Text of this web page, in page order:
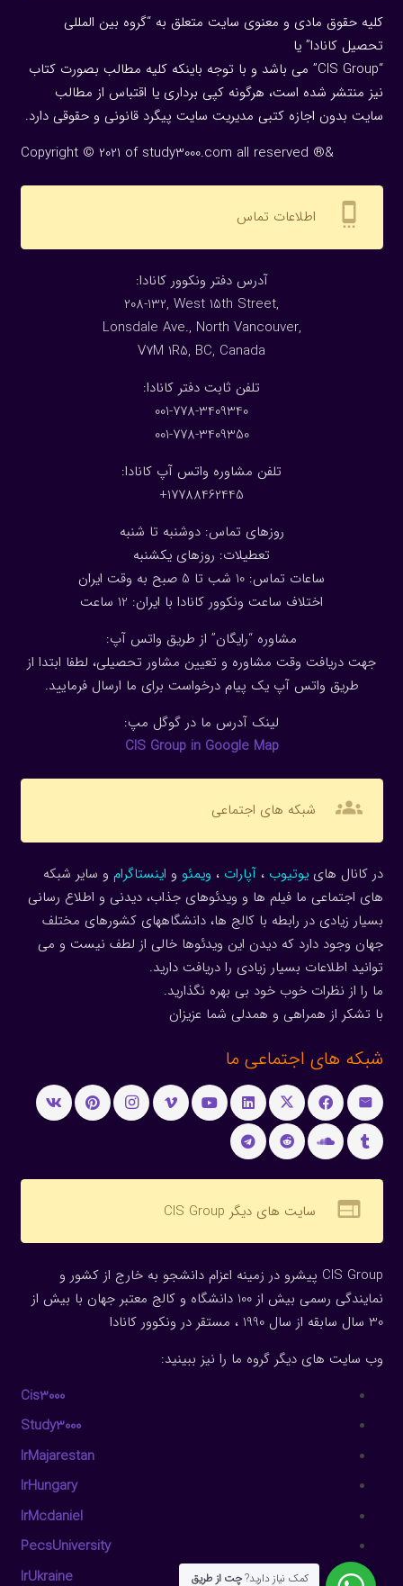
کلیه حقوق مادی و معنوی سایت متعلق به “گروه بین المللی
تحصیل کانادا” یا
“CIS Group” می باشد و با توجه باینکه کلیه مطالب بصورت کتاب
نیز منتشر شده است، هرگونه كپی برداری یا اقتباس از مطالب
سایت بدون اجازه كتبی مدیریت سایت پیگرد قانونی و حقوقی دارد.
Copyright © 2021 of study3000.com all reserved ®&
settings_cell اطلاعات تماس
:آدرس دفتر ونکوور کانادا
208-132, West 15th Street,
Lonsdale Ave., North Vancouver,
V7M 1R5, BC, Canada
:تلفن ثابت دفتر کانادا
001-778-3409340
001-778-3409350
تلفن مشاوره واتس آپ کانادا:
17788462445+
روزهای تماس: دوشنبه تا شنبه
تعطیلات: روزهای یکشنبه
ساعات تماس: 10 شب تا 5 صبح به وقت ایران
اختلاف ساعت ونکوور کانادا با ایران: 1 2 ساعت
مشاوره “رایگان” از طریق واتس آپ:
جهت دریافت وقت مشاوره و تعیین مشاور تحصیلی، لطفا ابتدا از
طریق واتس آپ یک پیام درخواست برای ما ارسال فرمایید.
لینک آدرس ما در گوگل مپ:
CIS Group in Google Map
groups شبکه های اجتماعی
در کانال هاییوتیوب ، آپارات ، ویمئو و اینستاگرام و سایر شبکه
های اجتماعی ما فیلم ها و ویدئوهای جذاب، دیدنی و اطلاع رسانی
بسیار زیادی در رابطه با کالج ها، دانشگاههای کشورهای مختلف
جهان وجود دارد که دیدن این ویدئوها خالی از لطف نیست و می
توانید اطلاعات بسیار زیادی را دریافت دارید.
ما را از نظرات خوب خود بی بهره نگذارید.
با تشکر از همراهی و همدلی شما عزیزان
شبکه های اجتماعی ما
web سایت های دیگر CIS Group
CIS Group پیشرو در زمینه اعزام دانشجو به خارج از کشور و
نمایندگی رسمی بیش از 100 دانشگاه و کالج معتبر جهان با بیش از
30 سال سابقه از سال 1990 ، مستقر در ونکوور کانادا
وب سایت های دیگر گروه ما را نیز ببینید:
Cis3000
Study3000
IrMajarestan
IrHungary
IrMcdaniel
PecsUniversity
IrUkraine
کمک نیاز دارید?چت از طریق